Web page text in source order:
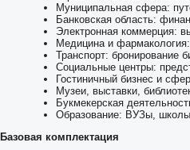
Муниципальная сфера:
Банковская область:
Электронная коммерция:
Медицина и фармакология:
Транспорт: бронирование
Социальные центры:
Гостиничный бизнес и
Музеи, выставки,
Букмекерская
Образование: ВУЗы,
Базовая комплектация